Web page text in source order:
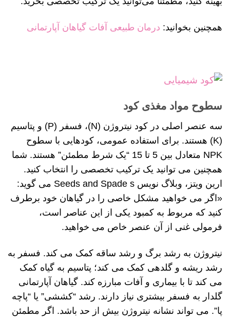
همچنین بخوانید: درمان طبیعی آفات گیاهان آپارتمانی
سطوح مواد مغذی کود
سه عنصر اصلی در کود نیتروژن (N)، فسفر (P) و پتاسیم
(K) هستند. برای استفاده عمومی، کودهایی با سطوح
NPK متعادل بین 5 تا 15 “یک شرط مطمئن” هستند. شما
همچنین می توانید یک ترکیب تخصصی را انتخاب کنید.
ارین ویتز، وبلاگ نویس Seeds and Spade s می گوید:
«اگر می خواهید مشکل خاصی را در گیاهان خود برطرف
کنید که مربوط به کمبود یکی از این عناصر است،
فرمولی غنی از آن عنصر خاص می خواهید.
نیتروژن به رشد برگ و رشد ساقه کمک می کند. فسفر به
رشد ریشه و گلدهی کمک می کند؛ پتاسیم به گیاه کمک
می کند تا با بیماری و آفات مبارزه کند. گیاهان آپارتمانی
گلدار به فسفر بیشتری نیاز دارند. رشد “کششی” یا “پاچه
پا”. می تواند نشانه نیتروژن بیش از حد باشد. اگر مطمئن